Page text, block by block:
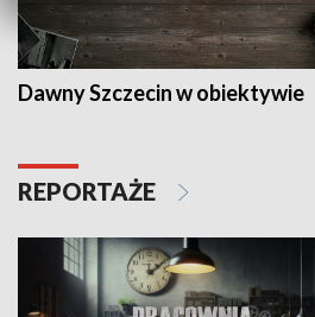
Dawny Szczecin w obiektywie
REPORTAŻE